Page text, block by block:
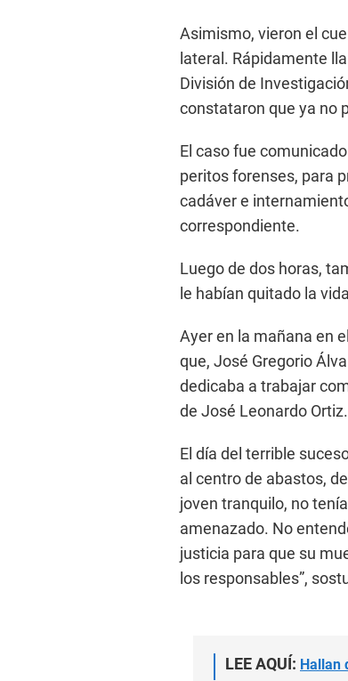
Asimismo, vieron el
lateral. Rápidamente
División de
constataron que ya no
El caso fue
peritos forenses, para
cadáver e
correspondiente.
Luego de dos horas,
le habían quitado la
Ayer en la mañana en
que, José Gregorio
dedicaba a trabajar
de José Leonardo Ortiz.
El día del terrible
al centro de abastos,
joven tranquilo, no
amenazado. No
justicia para que su
los responsables”,
LEE AQUÍ: Hallan